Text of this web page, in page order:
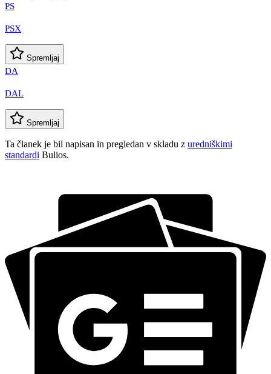
PS
PSX
Spremljaj
DA
DAL
Spremljaj
Ta članek je bil napisan in pregledan v skladu z uredniškimi
standardi Bulios.